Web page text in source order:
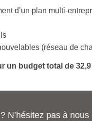
d’un plan multi-
(réseau de
un budget total de
N’hésitez pas à